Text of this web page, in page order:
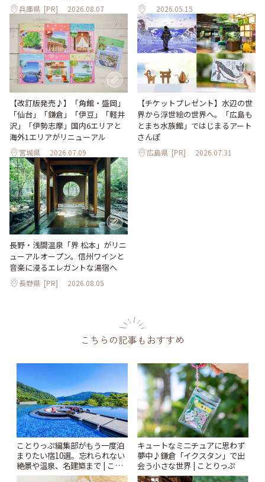
兵庫県 [PR] 2026.08.07 2026.05.15
【改訂版発売♪】「角館・盛岡」
「仙台」「鎌倉」「伊豆」「軽井
沢」「伊勢志摩」国内6エリアと
海外1エリアがリニューアル
宮城県 2026.07.09
【チケットプレゼント】水辺の世
界から浮世絵の世界へ。「広島も
とまち水族館」ではじまるアート
さんぽ
広島県 [PR] 2026.07.31
長野・浅間温泉「界 松本」がリニ
ューアルオープン。信州ワインと
音楽に浸るエレガントな湯宿へ
長野県 [PR] 2026.08.05
こちらの記事もおすすめ
ことりっぷ編集部がもう一度泊
まりたい宿10選。忘れられない
絶景や温泉、名建築まで | こと
りっぷ
キュートなミニチュアに思わず
夢中♪鎌倉「イクスタン」で出
会う小さな世界 | ことりっぷ